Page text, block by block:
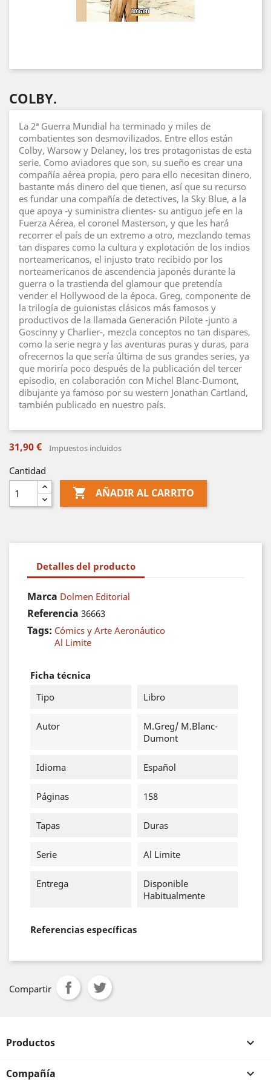
COLBY.
La 2ª Guerra Mundial ha terminado y miles de
combatientes son desmovilizados. Entre ellos están
Colby, Warsow y Delaney, los tres protagonistas de esta
serie. Como aviadores que son, su sueño es crear una
compañía aérea propia, pero para ello necesitan dinero,
bastante más dinero del que tienen, así que su recurso
es fundar una compañía de detectives, la Sky Blue, a la
que apoya -y suministra clientes- su antiguo jefe en la
Fuerza Aérea, el coronel Masterson, y que les hará
recorrer el país de un extremo a otro, mezclando temas
tan dispares como la cultura y explotación de los indios
norteamericanos, el injusto trato recibido por los
norteamericanos de ascendencia japonés durante la
guerra o la trastienda del glamour que pretendía
vender el Hollywood de la época. Greg, componente de
la trilogía de guionistas clásicos más famosos y
productivos de la llamada Generación Pilote -junto a
Goscinny y Charlier-, mezcla conceptos no tan dispares,
como la serie negra y las aventuras puras y duras, para
ofrecernos la que sería última de sus grandes series, ya
que moriría poco después de la publicación del tercer
episodio, en colaboración con Michel Blanc-Dumont,
dibujante ya famoso por su western Jonathan Cartland,
también publicado en nuestro país.
31,90 € Impuestos incluidos
Cantidad
 AÑADIR AL CARRITO
Detalles del producto
Marca Dolmen Editorial
Referencia 36663
Tags: Cómics y Arte Aeronáutico
Al Limite
Ficha técnica
Tipo
Libro
Autor
M.Greg/ M.Blanc-
Dumont
Idioma Español
Páginas 158
Tapas Duras
Serie Al Limite
Entrega
Disponible
Habitualmente
Referencias específicas
Compartir
Productos 
Compañía 